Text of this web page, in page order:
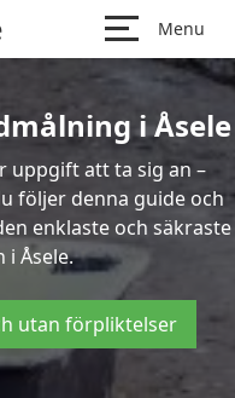
Menu
i Åsele
uppgift att ta sig an –
följer denna guide och
enklaste och säkraste
i Åsele.
utan förpliktelser